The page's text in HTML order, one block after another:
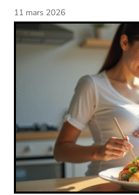
11 mars 2026